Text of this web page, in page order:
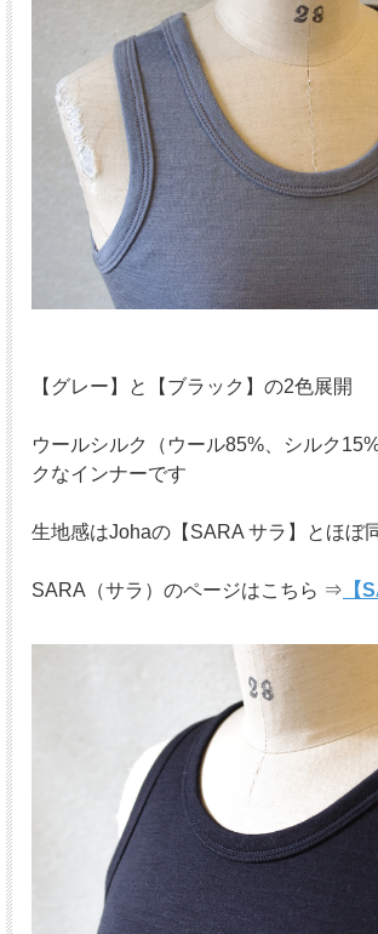
【グレー】と【ブラック】の2色展開
ウールシルク（ウール85%、シルク
クなインナーです
生地感はJohaの【SARA サラ】とほぼ
SARA（サラ）のページはこちら ⇒ 【